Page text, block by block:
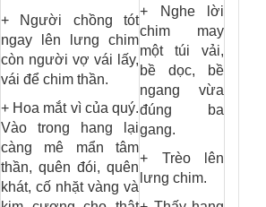
+ Người chồng tót
ngay lên lưng chim
còn người vợ vái lấy,
vái để chim thần.
+ Hoa mắt vì của quý.
Vào trong hang lại
càng mê mẩn tâm
thần, quên đói, quên
khát, cố nhặt vàng và
+ Nghe lời
chim may
một túi vải,
bề dọc, bề
ngang vừa
đúng ba
gang.
+ Trèo lên
lưng chim.